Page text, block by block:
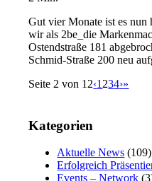
Gut vier Monate ist es nun
wir als 2be_die
Ostendstraße 181
Schmid-Straße 200 neu
Seite 2 von 12‹1 234›»
Kategorien
Aktuelle News (109)
Erfolgreich
Events – Network